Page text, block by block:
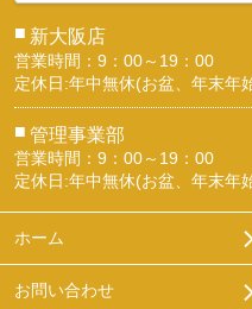
■ 新大阪店
営業時間：9：00～19：00
定休日:年中無休(お盆、年末年
■ 管理事業部
営業時間：9：00～19：00
定休日:年中無休(お盆、年末年
ホーム
お問い合わせ